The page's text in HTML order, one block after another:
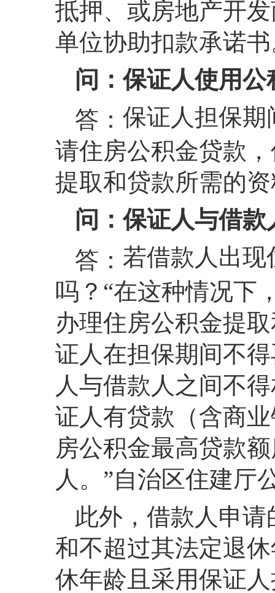
抵押、或房地产开
单位协助扣款承诺
问：保证人使用
答： 保证人担保期
请住房公积金贷款
提取和贷款所需的
问：保证人与借
答： 若借款人出现
吗？“在这种情况下
办理住房公积金提
证人在担保期间不
人与借款人之间不
证人有贷款（含商
房公积金最高贷款
人。”自治区住建厅
此外，借款人申
和不超过其法定退
休年龄且采用保证